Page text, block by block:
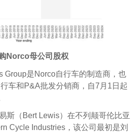
Norco母公司股权
Group是Norco自行车的制造商，也
车和P&A批发分销商，自7月1日起
斯（Bert Lewis）在不列颠哥伦比亚
Cycle Industries，该公司最初是刘